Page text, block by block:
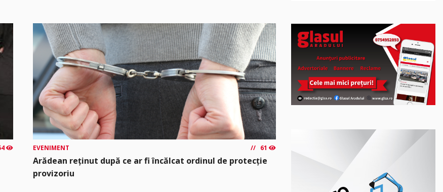
EVENIMENT 61
Arădean reținut după ce ar fi încălcat ordinul de protecție
provizoriu